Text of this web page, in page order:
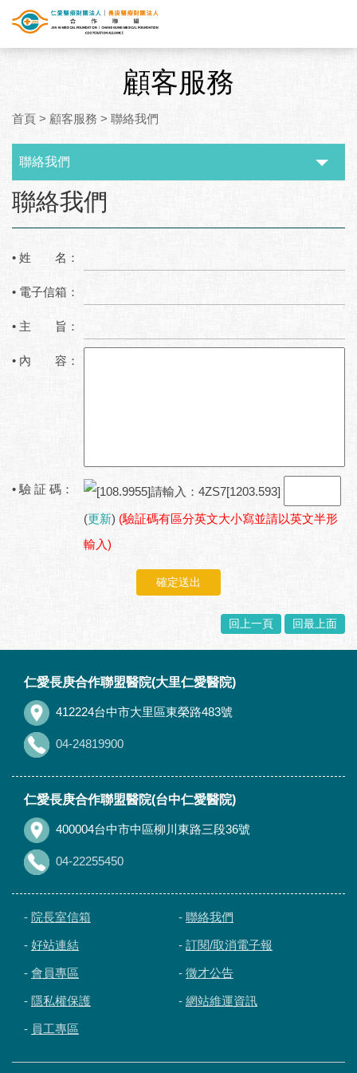
顧客服務
首頁 > 顧客服務 > 聯絡我們
聯絡我們
聯絡我們
• 姓 名：
• 電子信箱：
• 主 旨：
• 內 容：
• 驗 証 碼：
(更新) (驗証碼有區分英文大小寫並請以英文半形
輸入)
確定送出
回上一頁 回最上面
仁愛長庚合作聯盟醫院(大里仁愛醫院)
412224台中市大里區東榮路483號
04-24819900
仁愛長庚合作聯盟醫院(台中仁愛醫院)
400004台中市中區柳川東路三段36號
04-22255450
- 院長室信箱 - 聯絡我們
- 好站連結 - 訂閱/取消電子報
- 會員專區 - 徵才公告
- 隱私權保護 - 網站維運資訊
- 員工專區